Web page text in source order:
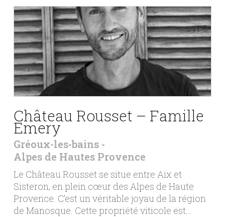
Château Rousset – Famille
Emery
Gréoux-les-bains
Alpes de Hautes Provence
Le Château Rousset se situe entre Aix et
Sisteron, en plein cœur des Alpes de Haute
Provence. C’est un véritable joyau de la région
de Manosque. Cette propriété viticole est…